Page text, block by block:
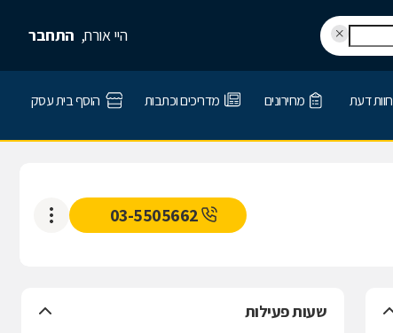
היי אורח, התחבר
חוות דעת מחירונים מדריכים וכתבות הוסף בית עסק
03-5505662
שעות פעילות